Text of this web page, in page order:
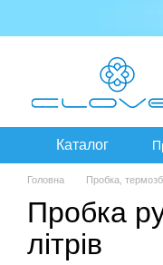
Каталог
Головна Пробка,
Пробка
літрів